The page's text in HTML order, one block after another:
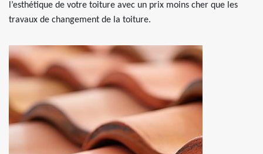
l’esthétique de votre toiture avec un prix moins cher que les
travaux de changement de la toiture.